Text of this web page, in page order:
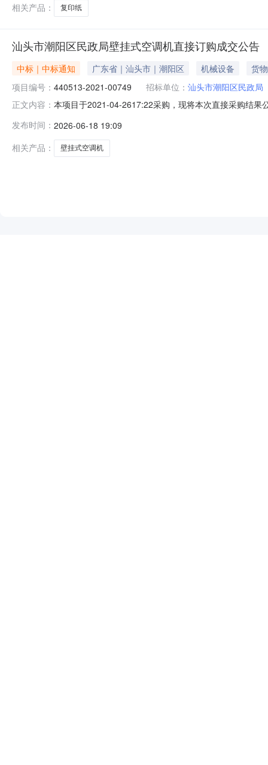
相关产品：
复印纸
汕头市潮阳区民政局壁挂式空调机直接订购成交公告
中标｜中标通知 广东省｜汕头市｜潮阳区 机械设备
货物
项目编号： 440513-2021-00749 招标单位： 汕头市潮阳区民政局
正文内容： 本项目于2021-04-2617:22采购，现将本次直接采购结
的/Midea,美的大１匹挂式变频冷暖新一级能效KFR-
发布时间： 2026-06-18 19:09
相关产品：
壁挂式空调机